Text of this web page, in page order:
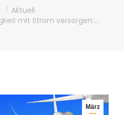
Aktuell
mit Strom versorgen:…
März